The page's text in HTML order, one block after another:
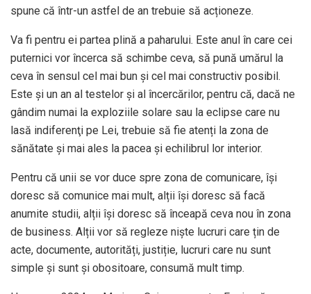
spune că într-un astfel de an trebuie să acționeze.
Va fi pentru ei partea plină a paharului. Este anul în care cei
puternici vor încerca să schimbe ceva, să pună umărul la
ceva în sensul cel mai bun și cel mai constructiv posibil.
Este și un an al testelor și al încercărilor, pentru că, dacă ne
gândim numai la exploziile solare sau la eclipse care nu
lasă indiferenţi pe Lei, trebuie să fie atenți la zona de
sănătate și mai ales la pacea și echilibrul lor interior.
Pentru că unii se vor duce spre zona de comunicare, își
doresc să comunice mai mult, alții își doresc să facă
anumite studii, alții își doresc să înceapă ceva nou în zona
de business. Alții vor să regleze niște lucruri care țin de
acte, documente, autorități, justiție, lucruri care nu sunt
simple și sunt și obositoare, consumă mult timp.